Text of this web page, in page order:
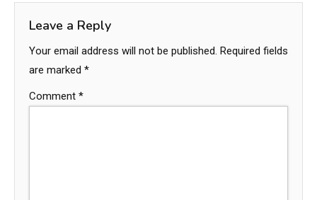
Leave a Reply
Your email address will not be published. Required fields
are marked *
Comment *